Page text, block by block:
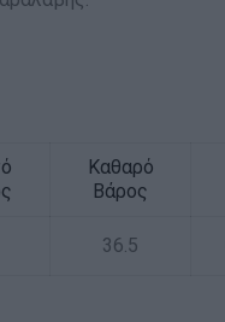
Καθαρό
Βάρος
36.5